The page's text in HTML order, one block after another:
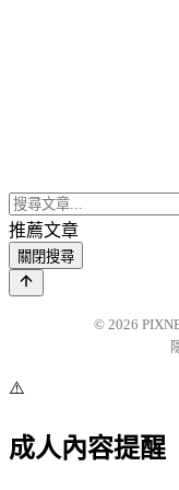
推薦文章
關閉搜尋
© 2026
⚠️
成人內容提醒